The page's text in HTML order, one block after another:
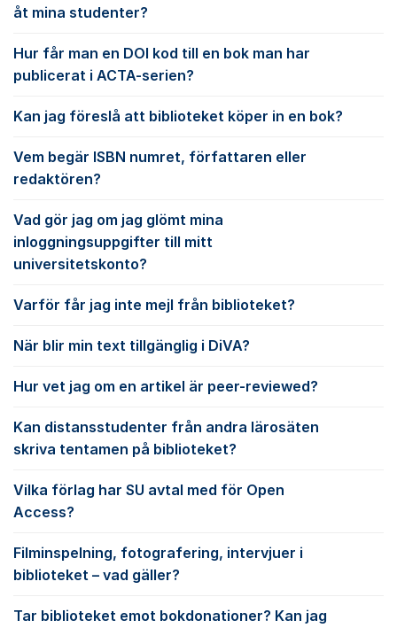
åt mina studenter?
Hur får man en DOI kod till en bok man har
publicerat i ACTA-serien?
Kan jag föreslå att biblioteket köper in en bok?
Vem begär ISBN numret, författaren eller
redaktören?
Vad gör jag om jag glömt mina
inloggningsuppgifter till mitt
universitetskonto?
Varför får jag inte mejl från biblioteket?
När blir min text tillgänglig i DiVA?
Hur vet jag om en artikel är peer-reviewed?
Kan distansstudenter från andra lärosäten
skriva tentamen på biblioteket?
Vilka förlag har SU avtal med för Open
Access?
Filminspelning, fotografering, intervjuer i
biblioteket – vad gäller?
Tar biblioteket emot bokdonationer? Kan jag